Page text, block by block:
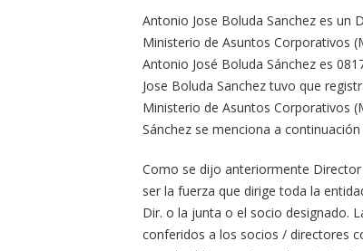
Antonio Jose Boluda Sanchez es un
Ministerio de Asuntos Corporativos
Antonio José Boluda Sánchez es
Jose Boluda Sanchez tuvo que
Ministerio de Asuntos Corporativos
Sánchez se menciona a
Como se dijo anteriormente Director
ser la fuerza que dirige toda la
Dir. o la junta o el socio designado.
conferidos a los socios / directores